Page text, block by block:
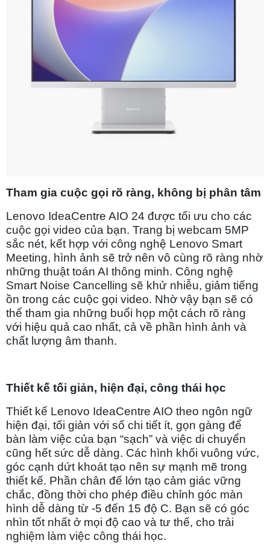
Tham gia cuộc gọi rõ ràng, không bị phân tâm
Lenovo IdeaCentre AIO 24 được tối ưu cho các
cuộc gọi video của bạn. Trang bị webcam 5MP
sắc nét, kết hợp với công nghệ Lenovo Smart
Meeting, hình ảnh sẽ trở nên vô cùng rõ ràng nhờ
những thuật toán AI thông minh. Công nghệ
Smart Noise Cancelling sẽ khử nhiễu, giảm tiếng
ồn trong các cuộc gọi video. Nhờ vậy bạn sẽ có
thể tham gia những buổi họp một cách rõ ràng
với hiệu quả cao nhất, cả về phần hình ảnh và
chất lượng âm thanh.
Thiết kế tối giản, hiện đại, công thái học
Thiết kế Lenovo IdeaCentre AIO theo ngôn ngữ
hiện đại, tối giản với số chi tiết ít, gọn gàng để
bàn làm việc của bạn “sạch” và việc di chuyển
cũng hết sức dễ dàng. Các hình khối vuông vức,
góc cạnh dứt khoát tạo nên sự mạnh mẽ trong
thiết kế. Phần chân đế lớn tạo cảm giác vững
chắc, đồng thời cho phép điều chỉnh góc màn
hình dễ dàng từ -5 đến 15 độ C. Bạn sẽ có góc
nhìn tốt nhất ở mọi độ cao và tư thế, cho trải
nghiệm làm việc công thái học.